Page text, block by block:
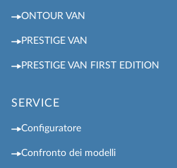
ONTOUR VAN
PRESTIGE VAN
PRESTIGE VAN FIRST EDITION
SERVICE
Configuratore
Confronto dei modelli